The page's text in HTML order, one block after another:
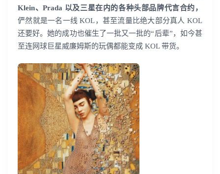
Klein、Prada 以及三星在内的各种头部品牌代言合约，
俨然就是一名一线 KOL，甚至流量比绝大部分真人 KOL
还要好。她的成功也催生了一批又一批的“后辈”，如今甚
至连网球巨星威廉姆斯的玩偶都能变成 KOL 带货。